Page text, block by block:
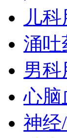
儿
涌吐
男科
心脑
神经